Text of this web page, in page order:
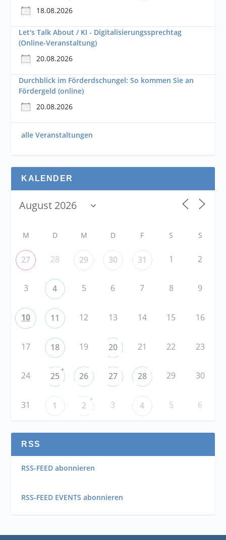
18.08.2026
Let's Talk About / KI - Digitalisierungssprechtag
(Online-Veranstaltung)
20.08.2026
Durchblick im Förderdschungel: So kommen Sie an
Fördergeld (online)
20.08.2026
alle Veranstaltungen
KALENDER
M D M D F S S
27 28 29 30 31 1 2
3 4 5 6 7 8 9
10 11 12 13 14 15 16
17 18 19 20 21 22 23
24 25
+
26 27 28 29 30
31 1 2
+
3 4 5 6
RSS
RSS-FEED abonnieren
RSS-FEED EVENTS abonnieren